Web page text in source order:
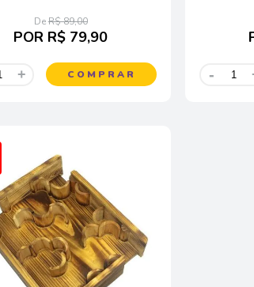
DeR$ 89,00
POR R$ 79,90
+ COMPRAR -